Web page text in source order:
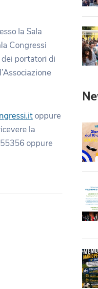
la Sala
Congressi
dei portatori di
oppure
la
oppure